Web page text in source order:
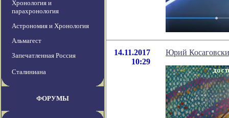
Хронология и
парахронология
Астрономия и Хронология
Альмагест
Запечатленная Россия
Сталиниана
ФОРУМЫ
14.11.2017
10:29
Юрий